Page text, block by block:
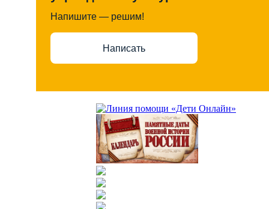
Напишите — решим!
Написать